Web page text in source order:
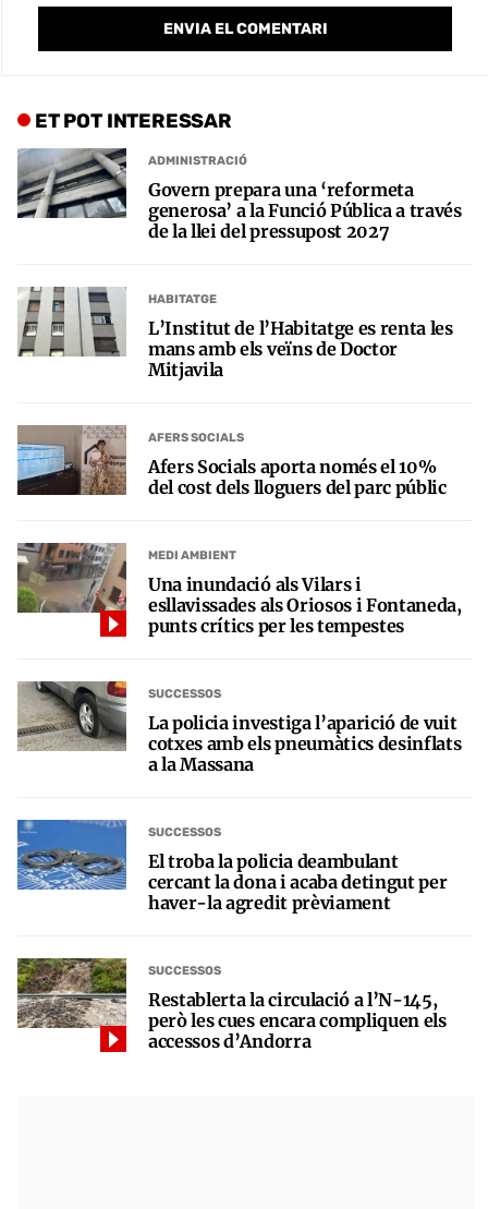
ET POT INTERESSAR
ADMINISTRACIÓ
Govern prepara una ‘reformeta
generosa’ a la Funció Pública a través
de la llei del pressupost 2027
HABITATGE
L’Institut de l’Habitatge es renta les
mans amb els veïns de Doctor
Mitjavila
AFERS SOCIALS
Afers Socials aporta només el 10%
del cost dels lloguers del parc públic
MEDI AMBIENT
Una inundació als Vilars i
esllavissades als Oriosos i Fontaneda,
punts crítics per les tempestes
SUCCESSOS
La policia investiga l’aparició de vuit
cotxes amb els pneumàtics desinflats
a la Massana
SUCCESSOS
El troba la policia deambulant
cercant la dona i acaba detingut per
haver-la agredit prèviament
SUCCESSOS
Restablerta la circulació a l’N-145,
però les cues encara compliquen els
accessos d’Andorra